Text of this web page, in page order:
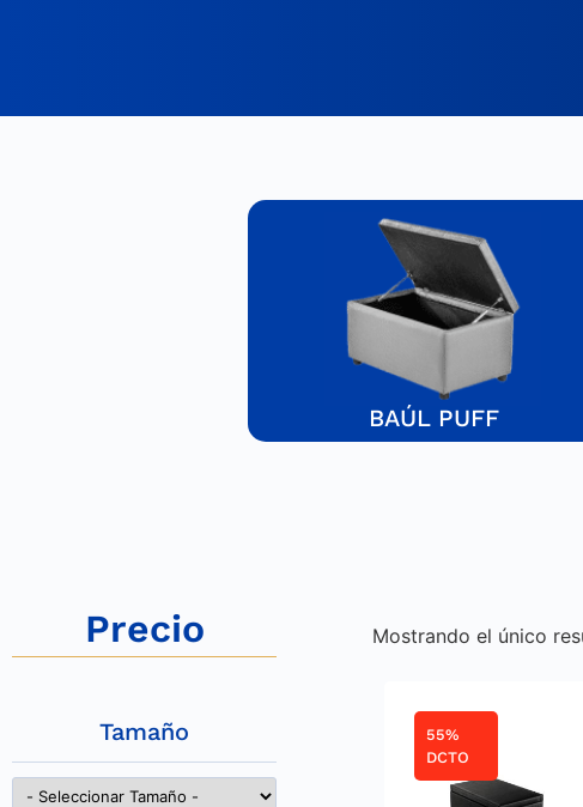
BAÚL PUFF
Precio
Tamaño
Mostrando el único
55%
DCTO